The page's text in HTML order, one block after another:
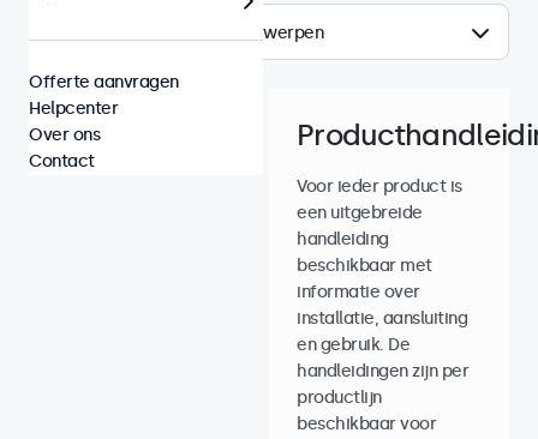
Onderwerpen
Voor ieder product is
een uitgebreide
handleiding
beschikbaar met
informatie over
installatie, aansluiting
en gebruik. De
handleidingen zijn per
productlijn
beschikbaar voor
Offerte aanvragen
Helpcenter
Over ons
Contact